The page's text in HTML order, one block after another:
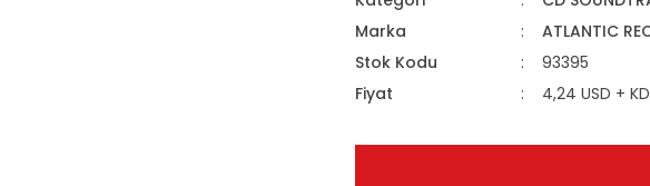
Marka
ATLANTIC
Stok Kodu
93395
Fiyat
4,24 USD +